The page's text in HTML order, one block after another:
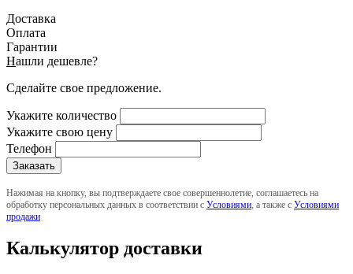
Доставка
Оплата
Гарантии
Нашли дешевле?
Сделайте свое предложение.
Укажите количество
Укажите свою цену
Телефон
Нажимая на кнопку, вы подтверждаете свое совершеннолетие, соглашаетесь на
обработку персональных данных в соответствии с Условиями , а также с Условиями
продажи
Калькулятор доставки